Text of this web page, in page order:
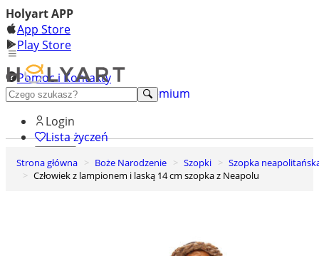
Holyart APP
App Store
Play Store
Pomoc i Kontakty
+48 222 922 860
Odkryj premium
Login
Lista życzeń
0
Koszyk
Strona główna Boże Narodzenie Szopki
Szopka
Człowiek z lampionem i laską 14 cm szopka z Neapolu